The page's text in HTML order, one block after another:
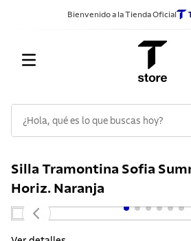
Bienvenido a la Tienda Oficial
Silla Tramontina Sofia
Horiz. Naranja
1.
sarten
2 .
ollas
cuchillos